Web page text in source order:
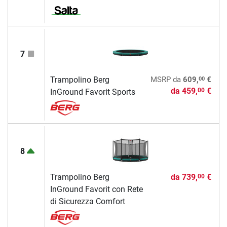
7
Trampolino Berg
InGround Favorit Sports
MSRPda 609,00€
da 459,00€
8
Trampolino Berg
InGround Favorit con Rete
di Sicurezza Comfort
da 739,00€